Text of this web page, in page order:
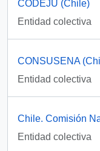
CODEJU (Chile)
Entidad colectiva
CONSUSENA
Entidad colectiva
Chile. Comisión
Entidad colectiva